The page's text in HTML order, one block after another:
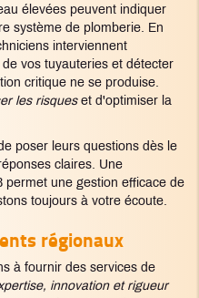
élevées peuvent indiquer
système de plomberie. En
interviennent
vos tuyauteries et détecter
critique ne se produise.
les risqueset d'optimiser la
poser leurs questions dès le
claires. Une
permet une gestion efficace de
toujours à votre écoute.
régionaux
à fournir des services de
innovation et rigueur